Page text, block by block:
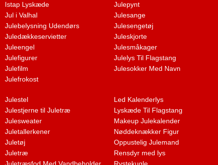
Istap Lyskæde
Jul i Valhal
Julebelysning Udendørs
Juledækkeservietter
Juleengel
Julefigurer
Julefilm
Julefrokost
Julepynt
Julesange
Julesengetøj
Juleskjorte
Julesmåkager
Julelys Til Flagstang
Julesokker Med Navn
Julestel
Julestjerne til Juletræ
Julesweater
Juletallerkener
Juletøj
Juletræ
Led Kalenderlys
Lyskæde Til Flagstang
Makeup Julekalender
Nøddeknækker Figur
Oppustelig Julemand
Rensdyr med lys